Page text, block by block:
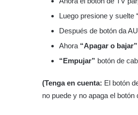
Luego presione y suelte
Después de botón da
Ahora “Apagar o bajar”
“Empujar” botón de
(Tenga en cuenta: El botón
no puede y no apaga el botón